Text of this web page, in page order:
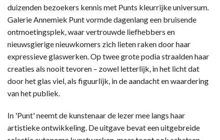
duizenden bezoekers kennis met Punts kleurrijke universum.
Galerie Annemiek Punt vormde dagenlang een bruisende
ontmoetingsplek, waar vertrouwde liefhebbers en
nieuwsgierige nieuwkomers zich lieten raken door haar
expressieve glaswerken. Op twee grote podia straalden haar
creaties als nooit tevoren – zowel letterlijk, in het licht dat
door het glas viel, als figuurlijk, in de aandacht en waardering
van het publiek.
In 'Punt' neemt de kunstenaar de lezer mee langs haar
artistieke ontwikkeling. De uitgave bevat een uitgebreide